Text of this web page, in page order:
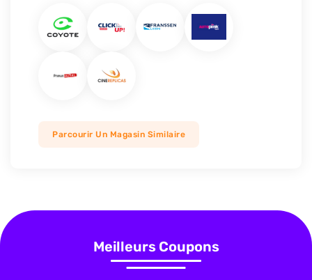
Parcourir Un Magasin Similaire
Meilleurs Coupons